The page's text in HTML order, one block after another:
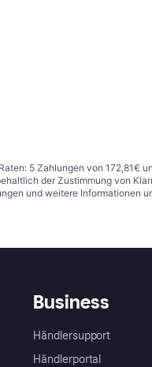
5 Zahlungen von 172,81€
der Zustimmung von
und weitere Informationen
Business
Händlersupport
Händlerportal